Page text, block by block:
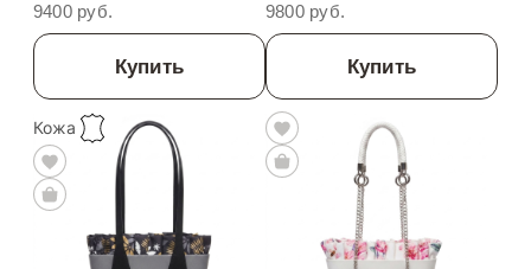
9400 руб.
Купить
9800 руб.
Купить
Кожа